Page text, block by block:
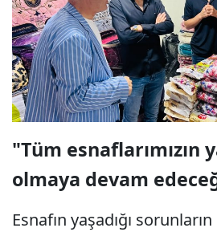
"Tüm esnaflarımızın
olmaya devam
Esnafın yaşadığı